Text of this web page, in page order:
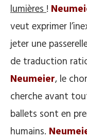
lumières!
veut exprimer
jeter une
de traduction
Neumeier, le
cherche avant
ballets sont en
humains.